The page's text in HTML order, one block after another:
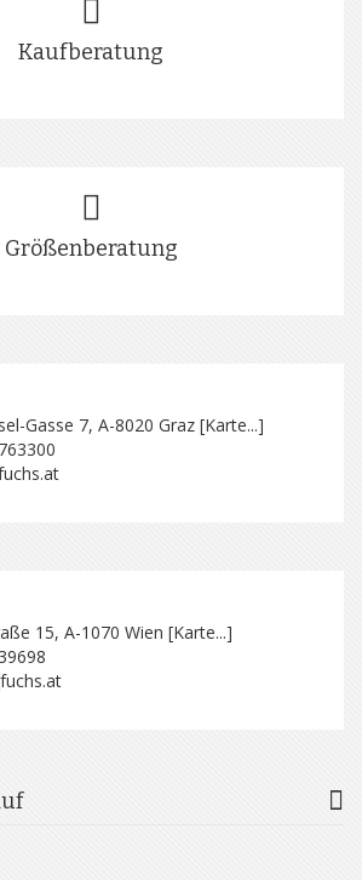
Kaufberatung
Größenberatung
Gasse 7, A-8020 Graz [Karte...]
15, A-1070 Wien [Karte...]